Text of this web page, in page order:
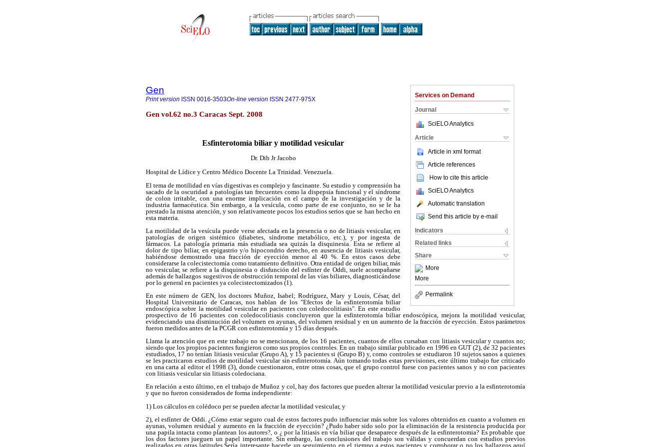
Services on Demand
Journal
SciELO Analytics
Article
Article in xml format
Article references
How to cite this article
SciELO Analytics
Automatic translation
Send this article by e-mail
Indicators
Related links
Share
More
More
Permalink
Gen
Print version ISSN 0016-3503On-line version ISSN 2477-975X
Gen vol.62 no.3 Caracas Sept. 2008
Esfinterotomía biliar y motilidad vesicular
Dr. Dib Jr Jacobo
Hospital de Lídice y Centro Médico Docente La Trinidad. Venezuela.
El tema de motilidad en vías digestivas es complejo y fascinante. Su estudio y comprensión ha
sacado de la oscuridad a patologías tan frecuentes como la dispepsia funcional y el síndrome
de colon irritable, con una enorme implicación en el campo de la investigación y de la
industria farmacéutica. Sin embargo, a la vesícula, como parte de ese conjunto, no se le ha
prestado la misma atención, y son relativamente pocos los estudios serios que se han hecho en
esta materia.
La motilidad de la vesícula puede verse afectada en la presencia o no de litiasis vesicular, en
patologías de origen sistémico (diabetes, síndrome metabólico, etc.), y por ingesta de
fármacos. La patología primaria más estudiada sea quizás la disquinesia. Esta se refiere al
dolor de tipo biliar, en epigastrio y/o hipocondrio derecho, en ausencia de litiasis vesicular,
habiéndose demostrado una fracción de eyección menor al 40 %. En estos casos debe
considerarse la colecistectomía como tratamiento definitivo. Otra entidad de origen biliar, más
no vesicular, se refiere a la disquinesia o disfunción del esfínter de Oddi, suele acompañarse
además de hallazgos sugestivos de obstrucción temporal de las vías biliares, diagnosticándose
por lo general en pacientes ya colecistectomizados (1).
En este número de GEN, los doctores Muñoz, Isabel; Rodríguez, Mary y Louis, César, del
Hospital Universitario de Caracas, nos hablan de los "Efectos de la esfinterotomía biliar
endoscópica sobre la motilidad vesicular en pacientes con coledocolitiasis". En este estudio
prospectivo de 16 pacientes con coledocolitiasis concluyeron que la esfinterotomía biliar endoscópica, mejora la motilidad vesicular,
evidenciando una disminución del volumen en ayunas, del volumen residual y en un aumento de la fracción de eyección. Estos parámetros
fueron medidos antes de la PCGR con esfinterotomía y 15 días después.
Llama la atención que en este trabajo no se mencionara, de los 16 pacientes, cuantos de ellos cursaban con litiasis vesicular y cuantos no;
siendo que los propios pacientes fungieron como sus propios controles. En un trabajo similar publicado en 1996 en GUT (2), de 32 pacientes
estudiados, 17 no tenían litiasis vesicular (Grupo A), y 15 pacientes si (Grupo B) y, como controles se estudiaron 10 sujetos sanos a quienes
se les practicaron estudios de motilidad vesicular sin esfinterotomía. Aún tomando todas estas previsiones, este último trabajo fue criticado
en una carta al editor el 1998 (3), donde cuestionaron, entre otras cosas, que el grupo control fuese con pacientes sanos y no con pacientes
con litiasis vesicular sin litiasis coledociana.
En relación a esto último, en el trabajo de Muñoz y col, hay dos factores que pueden alterar la motilidad vesicular previo a la esfinterotomía
y que no fueron considerados de forma independiente:
1) Los cálculos en colédoco per se pueden afectar la motilidad vesicular, y
2), el esfínter de Oddi. ¿Cómo estar seguro cual de estos factores pudo influenciar más sobre los valores obtenidos en cuanto a volumen en
ayunas, volumen residual y aumento en la fracción de eyección? ¿Pudo haber sido solo por la eliminación de la resistencia producida por
una papila intacta como plantean los autores?, o ¿ por la litiasis en vía biliar que desaparece después de la esfinterotomia? Es probable que
los dos factores jueguen un papel importante. Sin embargo, las conclusiones del trabajo son válidas y concuerdan con estudios previos
realizados en otras latitudes.Sería interesante hacerle un seguimiento en el tiempo a estos pacientes y corroborar o no los hallazgos aquí